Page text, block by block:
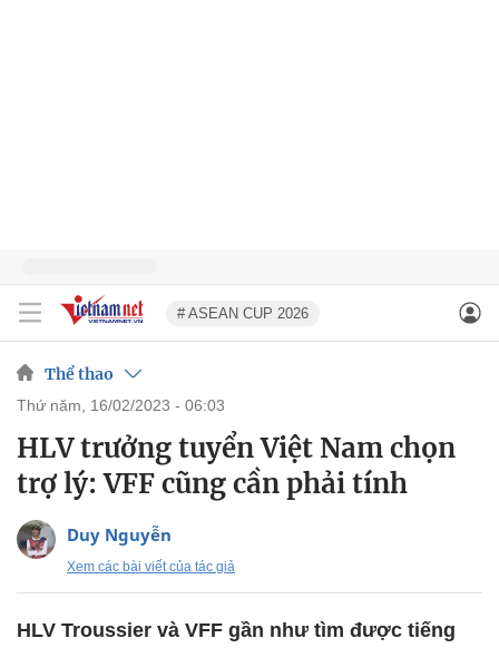
# ASEAN CUP 2026
Thể thao
thứ năm, 16/02/2023 - 06:03
HLV trưởng tuyển Việt Nam chọn
trợ lý: VFF cũng cần phải tính
Duy Nguyễn
Xem các bài viết của tác giả
HLV Troussier và VFF gần như tìm được tiếng